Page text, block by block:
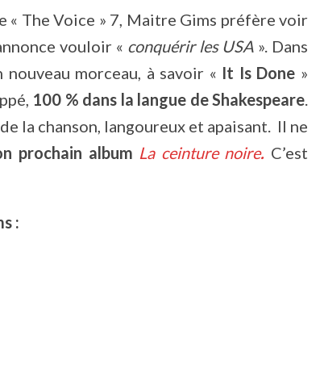
« The Voice » 7, Maitre Gims préfère voir
vouloir « conquérir les USA ». Dans
morceau, à savoir « It Is Done »
100 % dans la langue de Shakespeare.
la chanson, langoureux et apaisant. Il ne
prochain album La ceinture noire. C’est
: